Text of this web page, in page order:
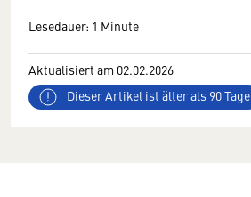
Lesedauer: 1 Minute
Aktualisiert am 02.02.2026
Dieser Artikel ist älter als 90 Tage